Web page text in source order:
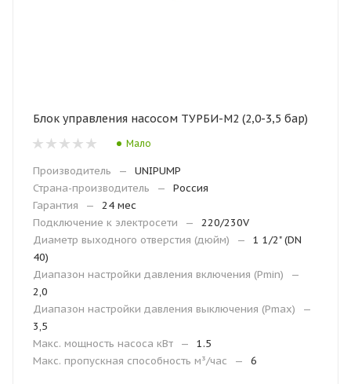
Блок управления насосом ТУРБИ-М2 (2,0-3,5 бар)
Мало
Производитель —
UNIPUMP
Страна-производитель
—
Россия
Гарантия
—
24 мес
Подключение к электросети
—
220/230V
Диаметр выходного отверстия (дюйм)
—
1 1/2" (DN
40)
Диапазон настройки давления включения (Рmin)
—
2,0
Диапазон настройки давления выключения (Рmax)
—
3,5
Макс. мощность насоса кВт
—
1.5
Макс. пропускная способность м³/час
— 6